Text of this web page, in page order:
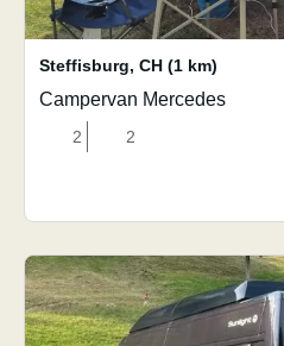
Steffisburg, CH (1 km)
Campervan Mercedes
2 2